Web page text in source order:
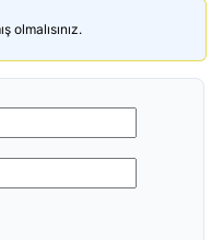
olmalısınız.